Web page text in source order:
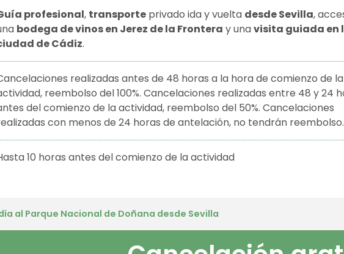
profesional, transporteprivado ida y vuelta desde Sevilla,
bodega de vinos en Jerez de la Frontera y unavisita guiada en
de Cádiz.
realizadas antes de 48 horas a la hora de comienzo de la
reembolso del 100%. Cancelaciones realizadas entre 48 y 24
del comienzo de la actividad, reembolso del 50%. Cancelaciones
con menos de 24 horas de antelación, no tendrán reembolso.
10 horas antes del comienzo de la actividad
de entradas
al Parque Nacional de Doñana desde Sevilla